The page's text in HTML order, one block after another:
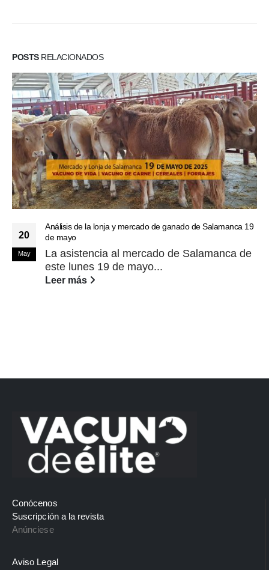
POSTSRELACIONADOS
20
May
Análisis de la lonja y mercado de ganado de Salamanca 19
de mayo
La asistencia al mercado de Salamanca de
este lunes 19 de mayo...
Leer más
Conócenos
Suscripción a la revista
Anúnciese
Aviso Legal